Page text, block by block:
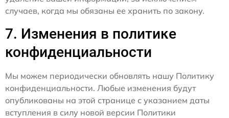
случаев, когда мы обязаны ее хранить по закону.
7. Изменения в политике
конфиденциальности
Мы можем периодически обновлять нашу Политику
конфиденциальности. Любые изменения будут
опубликованы на этой странице с указанием даты
вступления в силу новой версии Политики